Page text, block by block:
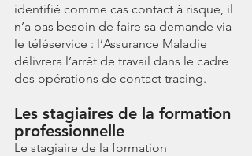
identifié comme cas contact à risque, il
n’a pas besoin de faire sa demande via
le téléservice : l’Assurance Maladie
délivrera l’arrêt de travail dans le cadre
des opérations de contact tracing.
Les stagiaires de la formation
professionnelle
Le stagiaire de la formation